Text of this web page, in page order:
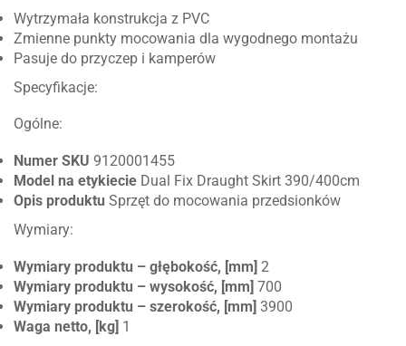
Wytrzymała konstrukcja z PVC
Zmienne punkty mocowania dla wygodnego montażu
Pasuje do przyczep i kamperów
Specyfikacje:
Ogólne:
Numer SKU 9120001455
Model na etykiecie Dual Fix Draught Skirt 390/400cm
Opis produktu Sprzęt do mocowania przedsionków
Wymiary:
Wymiary produktu – głębokość, [mm] 2
Wymiary produktu – wysokość, [mm] 700
Wymiary produktu – szerokość, [mm] 3900
Waga netto, [kg] 1